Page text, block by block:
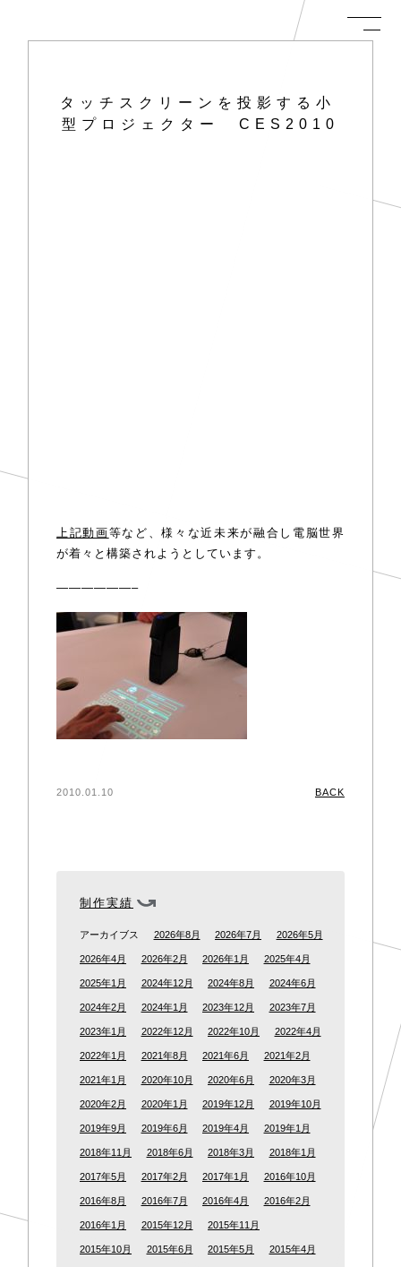
タッチスクリーンを投影する小
型プロジェクター CES2010
上記動画等など、様々な近未来が融合し電脳世界
が着々と構築されようとしています。
——————–
2010.01.10 BACK
制作実績
アーカイブス 2026年8月 2026年7月 2026年5月
2026年4月 2026年2月 2026年1月 2025年4月
2025年1月 2024年12月 2024年8月 2024年6月
2024年2月 2024年1月 2023年12月 2023年7月
2023年1月 2022年12月 2022年10月 2022年4月
2022年1月 2021年8月 2021年6月 2021年2月
2021年1月 2020年10月 2020年6月 2020年3月
2020年2月 2020年1月 2019年12月 2019年10月
2019年9月 2019年6月 2019年4月 2019年1月
2018年11月 2018年6月 2018年3月 2018年1月
2017年5月 2017年2月 2017年1月 2016年10月
2016年8月 2016年7月 2016年4月 2016年2月
2016年1月 2015年12月 2015年11月
2015年10月 2015年6月 2015年5月 2015年4月